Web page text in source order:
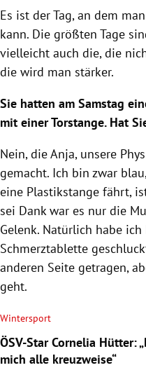
Es ist der Tag, an dem
kann. Die größten Tage
vielleicht auch die, die
die wird man stärker.
Sie hatten am Samstag
mit einer Torstange. Hat
Nein, die Anja, unsere
gemacht. Ich bin zwar
eine Plastikstange fährt,
sei Dank war es nur die
Gelenk. Natürlich habe
Schmerztablette
anderen Seite getragen,
geht.
Wintersport
ÖSV-Star Cornelia Hütter:
mich alle kreuzweise“